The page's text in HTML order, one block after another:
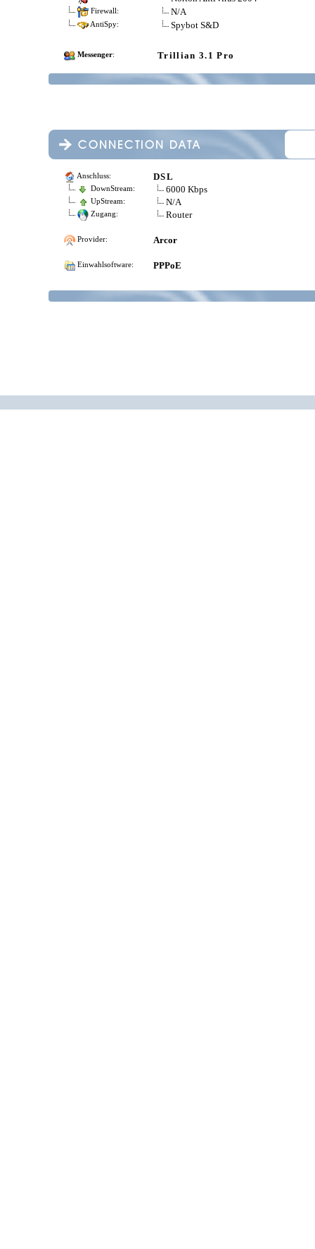
Firewall: N/A
AntiSpy: Spybot S&D
Messenger: Trillian 3.1 Pro
Anschluss: DSL
DownStream: 6000 Kbps
UpStream: N/A
Zugang: Router
Provider: Arcor
Einwahlsoftware: PPPoE